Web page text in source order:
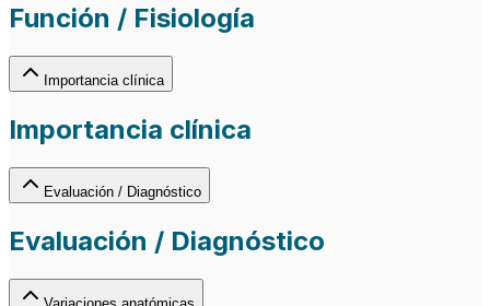
Función / Fisiología
Importancia clínica
Importancia clínica
Evaluación / Diagnóstico
Evaluación / Diagnóstico
Variaciones anatómicas